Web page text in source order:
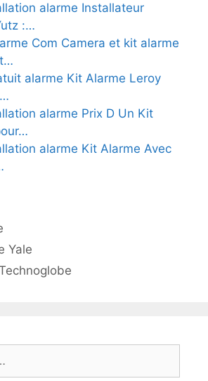
alarme Installateur
:…
Com Camera et kit alarme
alarme Kit Alarme Leroy
alarme Prix D Un Kit
alarme Kit Alarme Avec
Yale